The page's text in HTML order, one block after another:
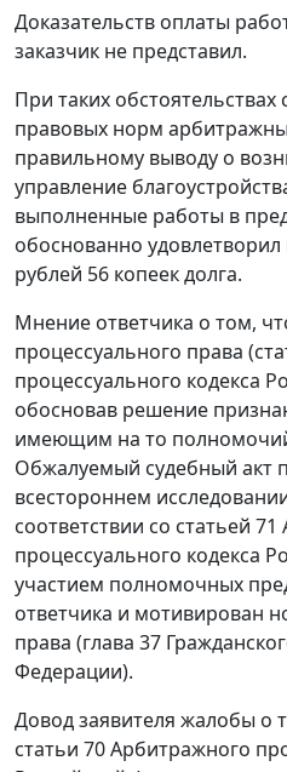
Доказательств оплаты
заказчик не представил.
При таких
правовых норм
правильному выводу о
управление
выполненные работы в
обоснованно
рублей 56 копеек долга.
Мнение ответчика о том,
процессуального права (
процессуального кодекса
обосновав решение
имеющим на то
Обжалуемый судебный акт
всестороннем
соответствии со статьей 71
процессуального кодекса
участием полномочных
ответчика и мотивирован
права (глава 37
Федерации).
Довод заявителя жалобы о
статьи 70Арбитражного